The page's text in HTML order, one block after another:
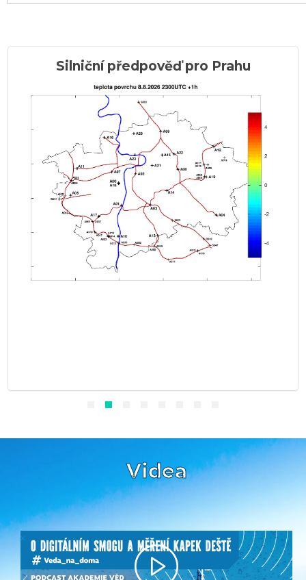
Silniční předpověď pro Prahu
Videa